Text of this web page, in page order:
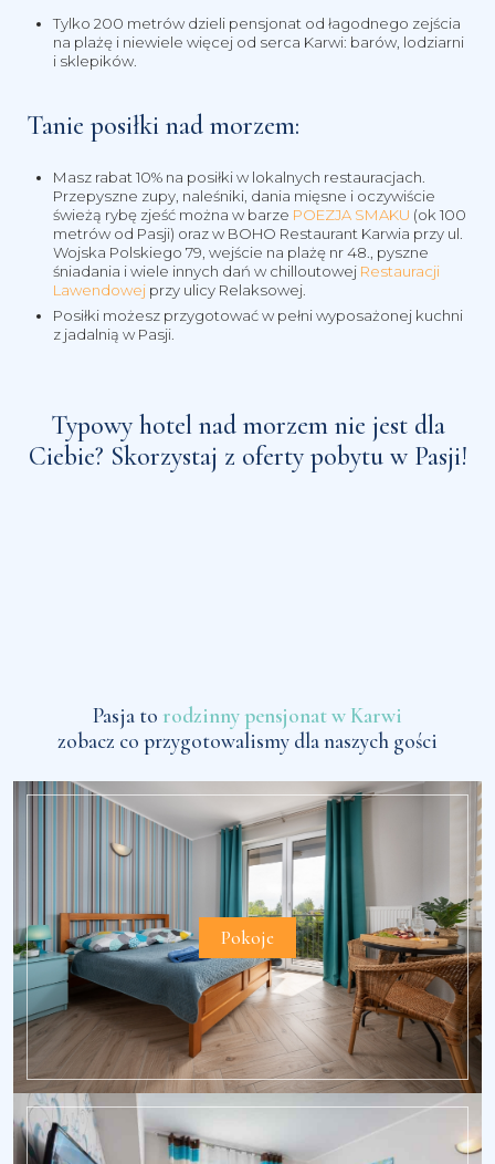
Tylko 200 metrów dzieli pensjonat od łagodnego zejścia
na plażę i niewiele więcej od serca Karwi: barów, lodziarni
i sklepików.
Tanie posiłki nad morzem:
Masz rabat 10% na posiłki w lokalnych restauracjach.
Przepyszne zupy, naleśniki, dania mięsne i oczywiście
świeżą rybę zjeść można w barze POEZJA SMAKU (ok 100
metrów od Pasji) oraz w BOHO Restaurant Karwia przy ul.
Wojska Polskiego 79, wejście na plażę nr 48., pyszne
śniadania i wiele innych dań w chilloutowej Restauracji
Lawendowej przy ulicy Relaksowej.
Posiłki możesz przygotować w pełni wyposażonej kuchni
z jadalnią w Pasji.
Typowy hotel nad morzem nie jest dla
Ciebie? Skorzystaj z oferty pobytu w Pasji!
Pasja to rodzinny pensjonat w Karwi
zobacz co przygotowalismy dla naszych gości
Pokoje